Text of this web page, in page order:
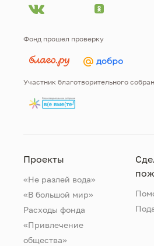
Фонд прошел проверку
Участник благотворительного
Проекты
«Не разлей вода»
«В большой мир»
Расходы фонда
«Привлечение
общества»